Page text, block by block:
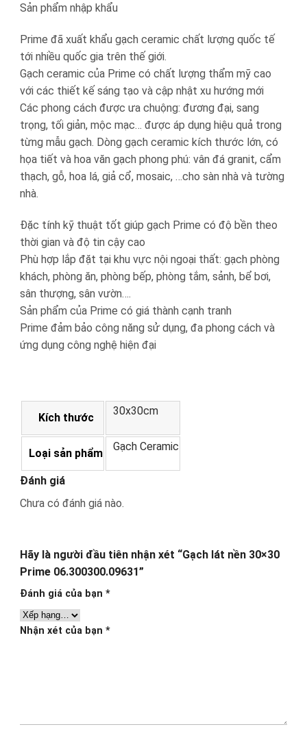
Sản phẩm nhập khẩu
Prime đã xuất khẩu gạch ceramic chất lượng quốc tế
tới nhiều quốc gia trên thế giới.
Gạch ceramic của Prime có chất lượng thẩm mỹ cao
với các thiết kế sáng tạo và cập nhật xu hướng mới
Các phong cách được ưa chuộng: đương đại, sang
trọng, tối giản, mộc mạc… được áp dụng hiệu quả trong
từng mẫu gạch. Dòng gạch ceramic kích thước lớn, có
họa tiết và hoa văn gạch phong phú: vân đá granit, cẩm
thạch, gỗ, hoa lá, giả cổ, mosaic, …cho sàn nhà và tường
nhà.
Đặc tính kỹ thuật tốt giúp gạch Prime có độ bền theo
thời gian và độ tin cậy cao
Phù hợp lắp đặt tại khu vực nội ngoại thất: gạch phòng
khách, phòng ăn, phòng bếp, phòng tắm, sảnh, bể bơi,
sân thượng, sân vườn….
Sản phẩm của Prime có giá thành cạnh tranh
Prime đảm bảo công năng sử dụng, đa phong cách và
ứng dụng công nghệ hiện đại
Kích thước
30x30cm
Loại sản phẩm
Gạch Ceramic
Đánh giá
Chưa có đánh giá nào.
Hãy là người đầu tiên nhận xét “Gạch lát nền 30×30
Prime 06.300300.09631”
Đánh giá của bạn *
Nhận xét của bạn *